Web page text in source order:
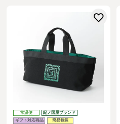
常温便
紀ノ国屋ブランド
ギフト対応商品
簡易包装